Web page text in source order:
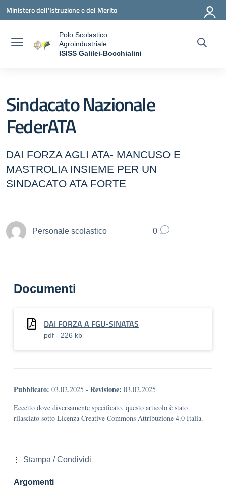
Ministero dell'Istruzione e del Merito
Polo Scolastico
Agroindustriale
ISISS Galilei-Bocchialini
Sindacato Nazionale
FederATA
DAI FORZA AGLI ATA- MANCUSO E
MASTROLIA INSIEME PER UN
SINDACATO ATA FORTE
Personale scolastico 0
Documenti
DAI FORZA A FGU-SINATAS
pdf - 226 kb
Pubblicato: 03.02.2025 - Revisione: 03.02.2025
Eccetto dove diversamente specificato, questo articolo è stato
rilasciato sotto Licenza Creative Commons Attribuzione 4.0 Italia.
Stampa / Condividi
Argomenti